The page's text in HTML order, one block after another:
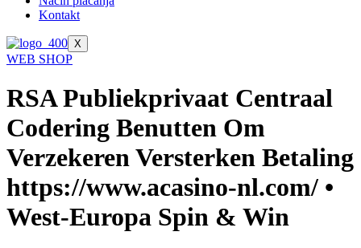
Kontakt
X
WEB SHOP
RSA Publiekprivaat Centraal
Codering Benutten Om
Verzekeren Versterken Betaling
https://www.acasino-nl.com/ •
West-Europa Spin & Win